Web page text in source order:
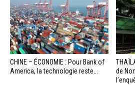
CHINE – ÉCONOMIE : Pour Bank of
America, la technologie reste...
de